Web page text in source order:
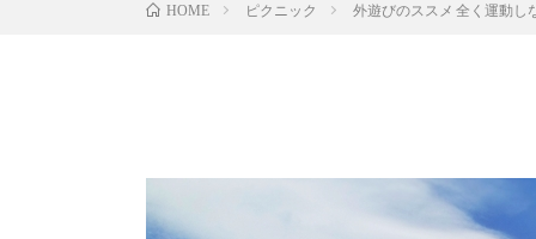
HOME ピクニック 外遊びのススメ 全く運動し